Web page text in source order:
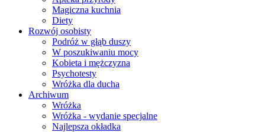
Magiczna kuchnia
Diety
Rozwój osobisty
Podróż w głąb duszy
W poszukiwaniu mocy
Kobieta i mężczyzna
Psychotesty
Wróżka dla ducha
Archiwum
Wróżka
Wróżka - wydanie specjalne
Najlepsza okładka